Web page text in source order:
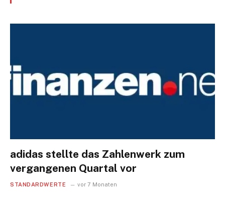
adidas stellte das Zahlenwerk zum
vergangenen Quartal vor
STANDARDWERTE vor 7 Monaten